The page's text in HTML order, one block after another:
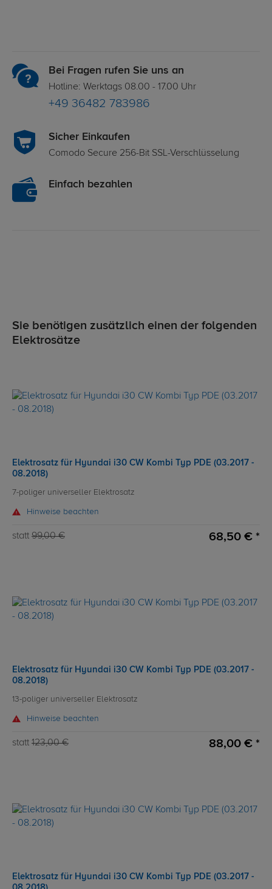
Bei Fragen rufen Sie uns an
Hotline: Werktags 08.00 - 17.00 Uhr
+49 36482 783986
Sicher Einkaufen
Comodo Secure 256-Bit SSL-Verschlüsselung
Einfach bezahlen
Sie benötigen zusätzlich einen der folgenden
Elektrosätze
Elektrosatz für Hyundai i30 CW Kombi Typ PDE (03.2017 -
08.2018)
7-poliger universeller Elektrosatz
Hinweise beachten
statt 99,00 € 68,50 € *
Elektrosatz für Hyundai i30 CW Kombi Typ PDE (03.2017 -
08.2018)
13-poliger universeller Elektrosatz
Hinweise beachten
statt 123,00 € 88,00 € *
Elektrosatz für Hyundai i30 CW Kombi Typ PDE (03.2017 -